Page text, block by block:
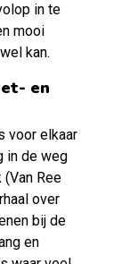
in te
mooi
kan.
en
voor elkaar
in de weg
Ree
over
bij de
en